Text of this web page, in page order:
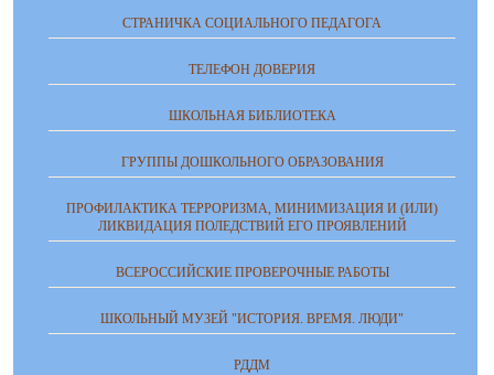
СТРАНИЧКА СОЦИАЛЬНОГО ПЕДАГОГА
ТЕЛЕФОН ДОВЕРИЯ
ШКОЛЬНАЯ БИБЛИОТЕКА
ГРУППЫ ДОШКОЛЬНОГО ОБРАЗОВАНИЯ
ПРОФИЛАКТИКА ТЕРРОРИЗМА, МИНИМИЗАЦИЯ И (ИЛИ)
ЛИКВИДАЦИЯ ПОЛЕДСТВИЙ ЕГО ПРОЯВЛЕНИЙ
ВСЕРОССИЙСКИЕ ПРОВЕРОЧНЫЕ РАБОТЫ
ШКОЛЬНЫЙ МУЗЕЙ "ИСТОРИЯ. ВРЕМЯ. ЛЮДИ"
РДДМ